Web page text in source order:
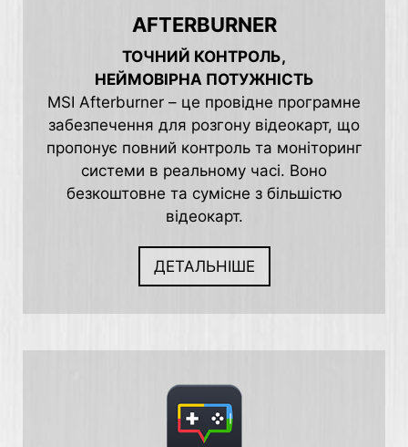
AFTERBURNER
ТОЧНИЙ КОНТРОЛЬ,
НЕЙМОВІРНА ПОТУЖНІСТЬ
MSI Afterburner – це провідне програмне
забезпечення для розгону відеокарт, що
пропонує повний контроль та моніторинг
системи в реальному часі. Воно
безкоштовне та сумісне з більшістю
відеокарт.
ДЕТАЛЬНІШЕ